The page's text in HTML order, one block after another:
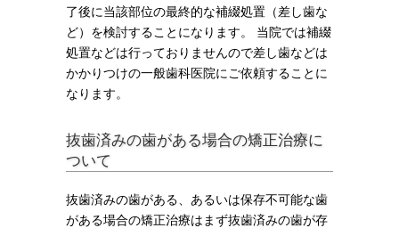
了後に当該部位の最終的な補綴処置（差し歯な
ど）を検討することになります。 当院では補綴
処置などは行っておりませんので差し歯などは
かかりつけの一般歯科医院にご依頼することに
なります。
抜歯済みの歯がある場合の矯正治療に
ついて
抜歯済みの歯がある、あるいは保存不可能な歯
がある場合の矯正治療はまず抜歯済みの歯が存